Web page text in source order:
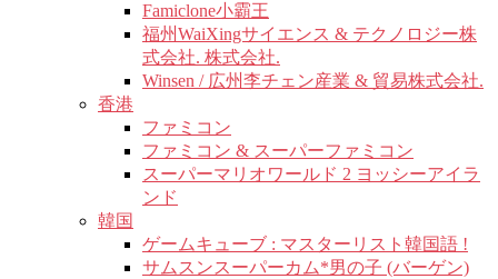
Famiclone小霸王
福州WaiXingサイエンス & テクノロジー株
式会社. 株式会社.
Winsen / 広州李チェン産業 & 貿易株式会社.
香港
ファミコン
ファミコン & スーパーファミコン
スーパーマリオワールド 2 ヨッシーアイラ
ンド
韓国
ゲームキューブ : マスターリスト韓国語 !
サムスンスーパーカム*男の子 (バーゲン)